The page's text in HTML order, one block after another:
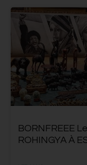
BORNFREEE
ROHINGYA À